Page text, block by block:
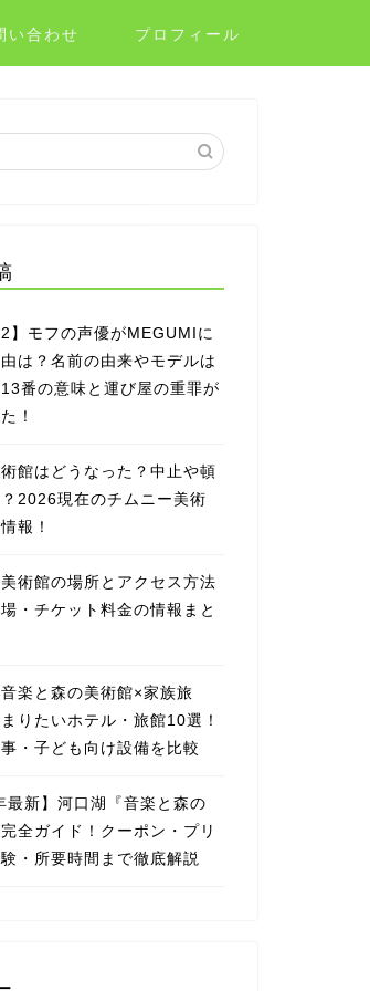
い合わせ プロフィール
2】モフの声優がMEGUMIに
は？名前の由来やモデルは
番の意味と運び屋の重罪が
！
館はどうなった？中止や頓
2026現在のチムニー美術
報！
術館の場所とアクセス方法
・チケット料金の情報まと
楽と森の美術館×家族旅
りたいホテル・旅館10選！
・子ども向け設備を比較
最新】河口湖『音楽と森の
全ガイド！クーポン・プリ
・所要時間まで徹底解説